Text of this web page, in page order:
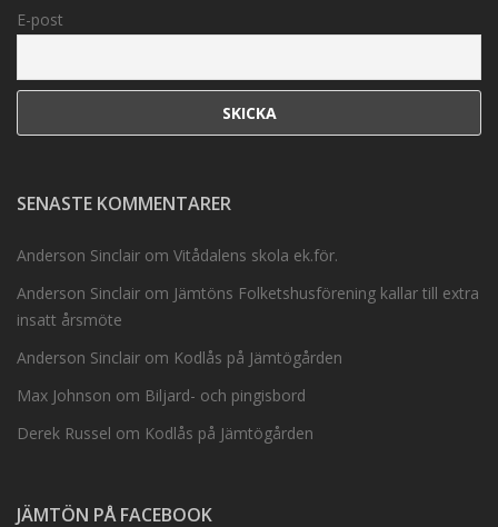
E-post
SENASTE KOMMENTARER
Anderson Sinclair om Vitådalens skola ek.för.
Anderson Sinclair om Jämtöns Folketshusförening kallar till extra
insatt årsmöte
Anderson Sinclair om Kodlås på Jämtögården
Max Johnson om Biljard- och pingisbord
Derek Russel om Kodlås på Jämtögården
JÄMTÖN PÅ FACEBOOK